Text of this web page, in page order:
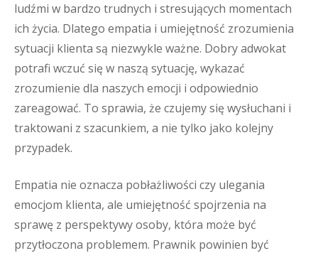
ludźmi w bardzo trudnych i stresujących momentach
ich życia. Dlatego empatia i umiejętność zrozumienia
sytuacji klienta są niezwykle ważne. Dobry adwokat
potrafi wczuć się w naszą sytuację, wykazać
zrozumienie dla naszych emocji i odpowiednio
zareagować. To sprawia, że czujemy się wysłuchani i
traktowani z szacunkiem, a nie tylko jako kolejny
przypadek.
Empatia nie oznacza pobłażliwości czy ulegania
emocjom klienta, ale umiejętność spojrzenia na
sprawę z perspektywy osoby, która może być
przytłoczona problemem. Prawnik powinien być